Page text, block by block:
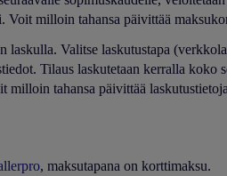
Voit milloin tahansa päivittää
laskulla. Valitse laskutustapa
Tilaus laskutetaan kerralla koko
milloin tahansa päivittää
, maksutapana on korttimaksu.